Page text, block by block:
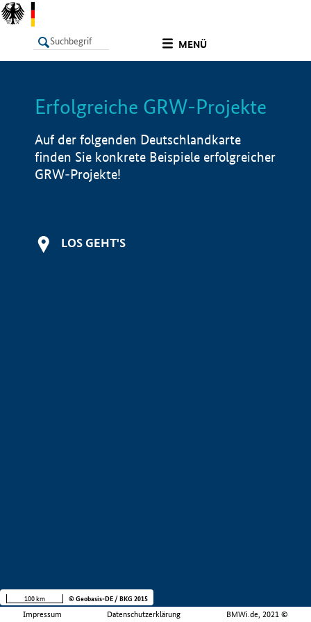
MENÜ
LISTE Info
Erfolgreiche GRW-Projekte
Auf der folgenden Deutschlandkarte
finden Sie konkrete Beispiele erfolgreicher
GRW-Projekte!
LOS GEHT'S
Impressum Datenschutzerklärung BMWi.de, 2021 ©
100 km © Geobasis-DE / BKG 2015